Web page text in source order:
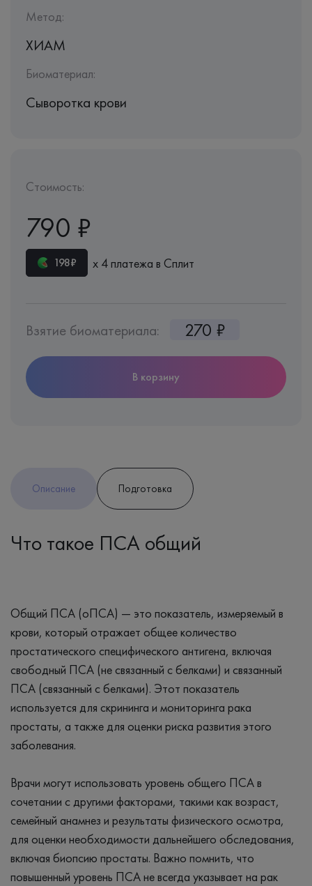
Метод:
ХИАМ
Биоматериал:
Сыворотка крови
Стоимость:
790 ₽
198₽ х 4 платежа в Сплит
Взятие биоматериала: 270 ₽
В корзину
Описание Подготовка
Что такое ПСА общий
Общий ПСА (оПСА) — это показатель, измеряемый в
крови, который отражает общее количество
простатического специфического антигена, включая
свободный ПСА (не связанный с белками) и связанный
ПСА (связанный с белками). Этот показатель
используется для скрининга и мониторинга рака
простаты, а также для оценки риска развития этого
заболевания.
Врачи могут использовать уровень общего ПСА в
сочетании с другими факторами, такими как возраст,
семейный анамнез и результаты физического осмотра,
для оценки необходимости дальнейшего обследования,
включая биопсию простаты. Важно помнить, что
повышенный уровень ПСА не всегда указывает на рак